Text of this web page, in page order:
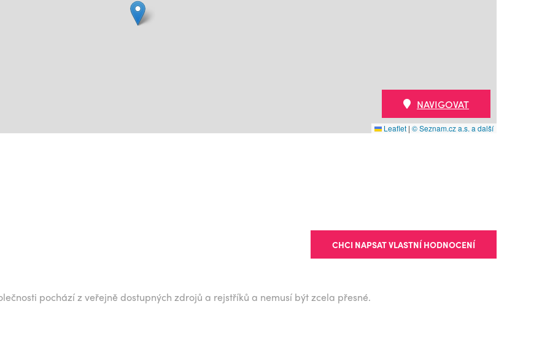
Leaflet | © Seznam.cz a.s. a další
NAVIGOVAT
CHCI NAPSAT VLASTNÍ HODNOCENÍ
pochází z veřejně dostupných zdrojů a rejstříků a nemusí být zcela přesné.